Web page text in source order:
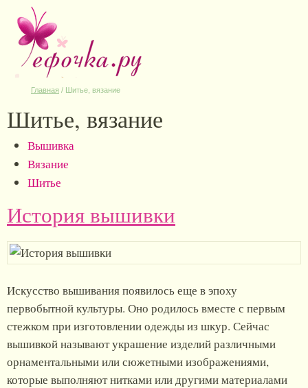
Главная / Шитье, вязание
Шитье, вязание
Вышивка
Вязание
Шитье
История вышивки
Искусство вышивания появилось еще в эпоху
первобытной культуры. Оно родилось вместе с первым
стежком при изготовлении одежды из шкур. Сейчас
вышивкой называют украшение изделий различными
орнаментальными или сюжетными изображениями,
которые выполняют нитками или другими материалами